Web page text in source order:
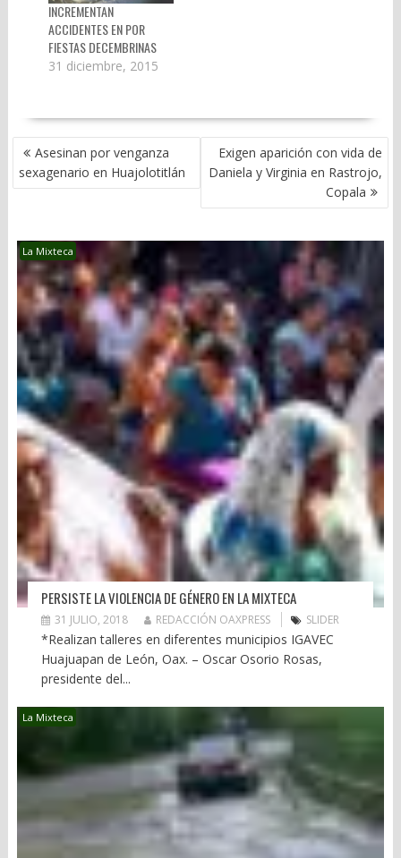
INCREMENTAN
ACCIDENTES EN POR
FIESTAS DECEMBRINAS
31 diciembre, 2015
NAVEGACIÓN
DE
ENTRADAS
Asesinan por venganza
sexagenario en Huajolotitlán
Exigen aparición con vida de
Daniela y Virginia en Rastrojo,
Copala
La Mixteca
PERSISTE LA VIOLENCIA DE GÉNERO EN LA MIXTECA
31 JULIO, 2018 REDACCIÓN OAXPRESS SLIDER
*Realizan talleres en diferentes municipios IGAVEC
Huajuapan de León, Oax. – Oscar Osorio Rosas,
presidente del...
La Mixteca